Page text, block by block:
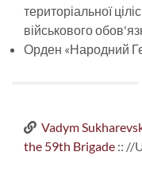
територіальної
військового
Орден «Народний
Vadym
the 59th Brigade :: //